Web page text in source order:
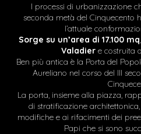
I processi di urbanizzazione
seconda metà del Cinquecento
l’attuale
Sorge su un’area di 17.100 mq,
Valadiere costruita
Ben più antica è la Porta del
Aureliano nel corso del III
La porta, insieme alla piazza,
di stratificazione
modifiche e ai rifacimenti dei
Papi che si sono